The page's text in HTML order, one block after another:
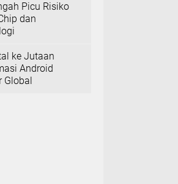
Picu Risiko
dan
ke Jutaan
Android
Global